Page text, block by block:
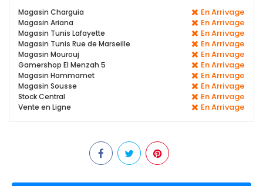
Magasin Charguia En Arrivage
Magasin Ariana En Arrivage
Magasin Tunis Lafayette En Arrivage
Magasin Tunis Rue de Marseille En Arrivage
Magasin Mourouj En Arrivage
Gamershop El Menzah 5 En Arrivage
Magasin Hammamet En Arrivage
Magasin Sousse En Arrivage
Stock Central En Arrivage
Vente en Ligne En Arrivage